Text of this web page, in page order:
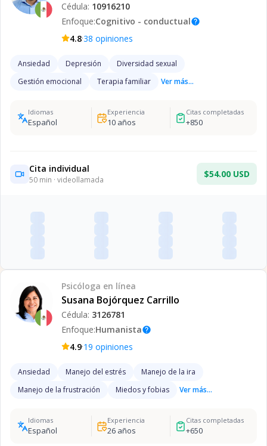
Cédula: 10916210
Enfoque:Cognitivo - conductualhelp
4.8·38 opiniones
Ansiedad Depresión
Diversidad sexual
Gestión emocional
Terapia familiar Ver más...
Idiomas
Español
Experiencia
10años
Citas completadas
+850
Cita individual
50 min · videollamada
$54.00 USD
Psicóloga en línea
Susana Bojórquez Carrillo
Cédula: 3126781
Enfoque:Humanistahelp
4.9·19 opiniones
Ansiedad Manejo del estrés
Manejo de la ira
Manejo de la frustración
Miedos y fobias Ver más...
Idiomas
Español
Experiencia
26años
Citas completadas
+650